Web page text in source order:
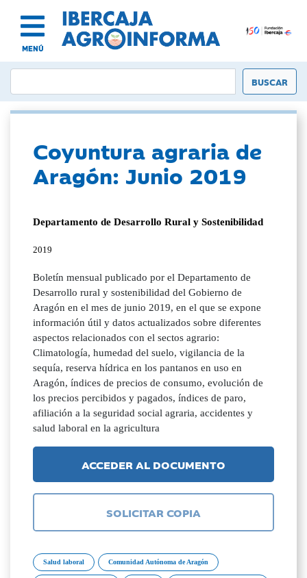
MENÚ
Coyuntura agraria de
Aragón: Junio 2019
Departamento de Desarrollo Rural y Sostenibilidad
2019
Boletín mensual publicado por el Departamento de
Desarrollo rural y sostenibilidad del Gobierno de
Aragón en el mes de junio 2019, en el que se expone
información útil y datos actualizados sobre diferentes
aspectos relacionados con el sectos agrario:
Climatología, humedad del suelo, vigilancia de la
sequía, reserva hídrica en los pantanos en uso en
Aragón, índices de precios de consumo, evolución de
los precios percibidos y pagados, índices de paro,
afiliación a la seguridad social agraria, accidentes y
salud laboral en la agricultura
ACCEDER AL DOCUMENTO
SOLICITAR COPIA
Salud laboral Comunidad Autónoma de Aragón